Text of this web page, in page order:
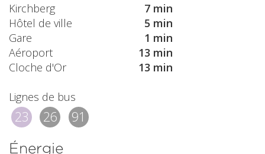
Kirchberg
7 min
Hôtel de ville
5 min
Gare
1 min
Aéroport
13 min
Cloche d'Or
13 min
Lignes de bus
23 26 91
Énergie